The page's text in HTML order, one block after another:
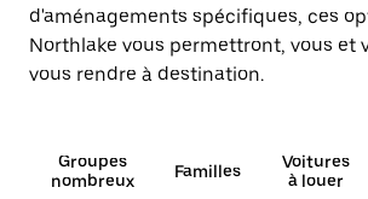
d'aménagements spécifiques, ces
Northlake vous permettront, vous et
vous rendre à destination.
Groupes
nombreux
Familles
Voitures
à louer